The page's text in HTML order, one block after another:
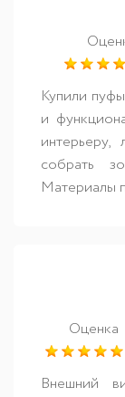
Купили
и
собрать
Материалы
Оценка
Внешний